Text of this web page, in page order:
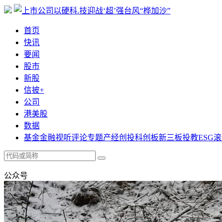
首页
快讯
要闻
股市
新股
信披+
公司
港美股
数据
基金金融视听评论专题产经创投科创板新三板投教ESG
公众号